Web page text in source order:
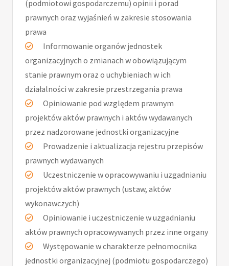
(podmiotowi gospodarczemu) opinii i porad
prawnych oraz wyjaśnień w zakresie stosowania
prawa
Informowanie organów jednostek
organizacyjnych o zmianach w obowiązującym
stanie prawnym oraz o uchybieniach w ich
działalności w zakresie przestrzegania prawa
Opiniowanie pod względem prawnym
projektów aktów prawnych i aktów wydawanych
przez nadzorowane jednostki organizacyjne
Prowadzenie i aktualizacja rejestru przepisów
prawnych wydawanych
Uczestniczenie w opracowywaniu i uzgadnianiu
projektów aktów prawnych (ustaw, aktów
wykonawczych)
Opiniowanie i uczestniczenie w uzgadnianiu
aktów prawnych opracowywanych przez inne organy
Występowanie w charakterze pełnomocnika
jednostki organizacyjnej (podmiotu gospodarczego)